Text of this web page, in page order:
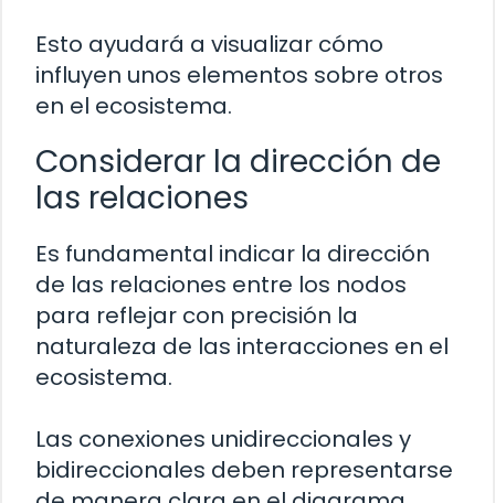
Esto ayudará a visualizar cómo
influyen unos elementos sobre otros
en el ecosistema.
Considerar la dirección de
las relaciones
Es fundamental indicar la dirección
de las relaciones entre los nodos
para reflejar con precisión la
naturaleza de las interacciones en el
ecosistema.
Las conexiones unidireccionales y
bidireccionales deben representarse